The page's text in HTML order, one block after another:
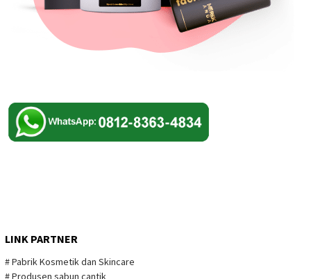
LINK PARTNER
# Pabrik Kosmetik dan Skincare
# Produsen sabun cantik